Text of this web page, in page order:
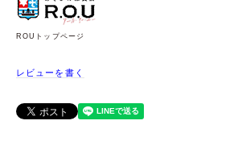
ROUトップページ
レビューを書く